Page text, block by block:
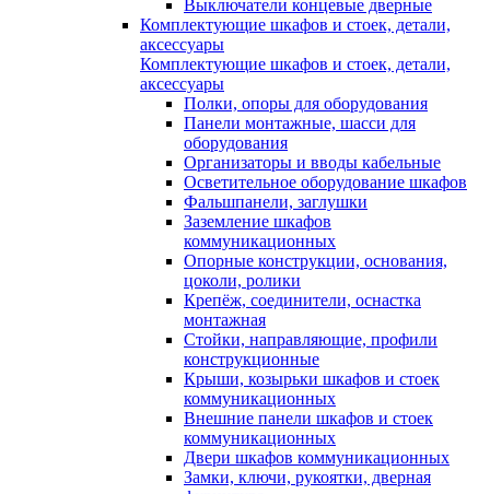
Выключатели концевые дверные
Комплектующие шкафов и стоек, детали,
аксессуары
Комплектующие шкафов и стоек, детали,
аксессуары
Полки, опоры для оборудования
Панели монтажные, шасси для
оборудования
Организаторы и вводы кабельные
Осветительное оборудование шкафов
Фальшпанели, заглушки
Заземление шкафов
коммуникационных
Опорные конструкции, основания,
цоколи, ролики
Крепёж, соединители, оснастка
монтажная
Стойки, направляющие, профили
конструкционные
Крыши, козырьки шкафов и стоек
коммуникационных
Внешние панели шкафов и стоек
коммуникационных
Двери шкафов коммуникационных
Замки, ключи, рукоятки, дверная